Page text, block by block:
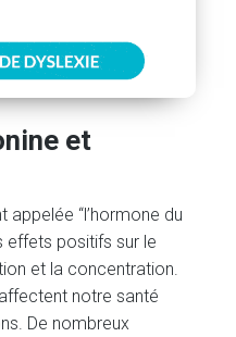
et
“l’hormone du
effets positifs sur le
et la concentration.
notre santé
De nombreux